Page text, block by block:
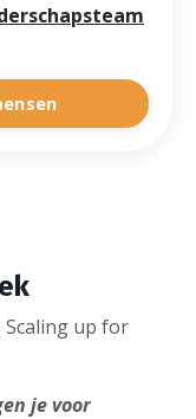
Scaling up for
je voor